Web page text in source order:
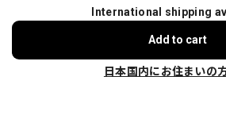
International shipping
Add to cart
日本国内にお住まいの